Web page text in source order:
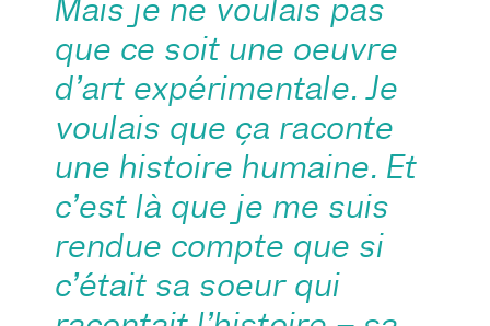
Mais je ne voulais pas
que ce soit une oeuvre
d’art expérimentale. Je
voulais que ça raconte
une histoire humaine. Et
c’est là que je me suis
rendue compte que si
c’était sa soeur qui